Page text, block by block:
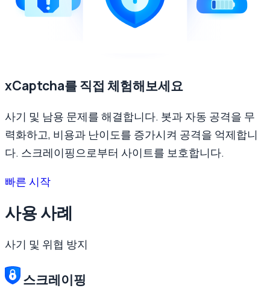
xCaptcha를 직접 체험해보세요
사기 및 남용 문제를 해결합니다. 봇과 자동 공격을 무
력화하고, 비용과 난이도를 증가시켜 공격을 억제합니
다. 스크레이핑으로부터 사이트를 보호합니다.
빠른 시작
사용 사례
사기 및 위협 방지
스크레이핑